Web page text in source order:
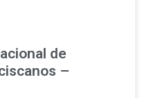
de
–